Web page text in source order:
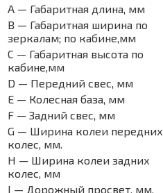
A — Габаритная длина, мм
B — Габаритная ширина по
зеркалам; по кабине,мм
C — Габаритная высота по
кабине,мм
D — Передний свес, мм
E — Колесная база, мм
F — Задний свес, мм
G — Ширина колеи передних
колес, мм.
H — Ширина колеи задних
колес, мм
I — Дорожный просвет, мм.